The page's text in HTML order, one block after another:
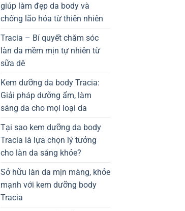
giúp làm đẹp da body và
chống lão hóa từ thiên nhiên
Tracia – Bí quyết chăm sóc
làn da mềm mịn tự nhiên từ
sữa dê
Kem dưỡng da body Tracia:
Giải pháp dưỡng ẩm, làm
sáng da cho mọi loại da
Tại sao kem dưỡng da body
Tracia là lựa chọn lý tưởng
cho làn da sáng khỏe?
Sở hữu làn da mịn màng, khỏe
mạnh với kem dưỡng body
Tracia